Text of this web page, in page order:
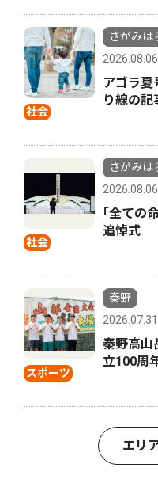
社会
さがみは
2026.08.06
アゴラ夏
り線の記
社会
さがみは
2026.08.06
｢全ての
追悼式
スポーツ
秦野
2026.07.31
秦野高
立100周
エリ